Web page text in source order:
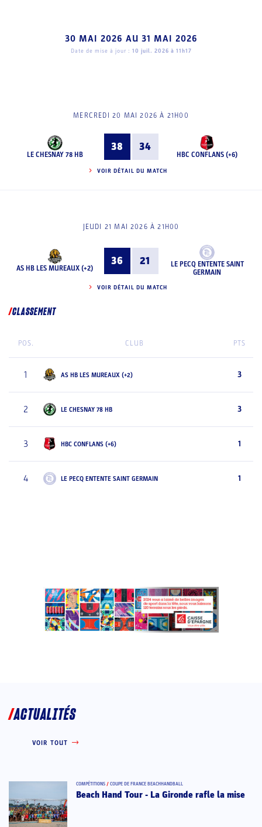
30 MAI 2026 AU 31 MAI 2026
Date de mise à jour : 10 juil. 2026 à 11h17
MERCREDI 20 MAI 2026 À 21H00
LE CHESNAY 78 HB
38 34
HBC CONFLANS (+6)
VOIR DÉTAIL DU MATCH
JEUDI 21 MAI 2026 À 21H00
AS HB LES MUREAUX (+2)
36 21
LE PECQ ENTENTE SAINT
GERMAIN
VOIR DÉTAIL DU MATCH
CLASSEMENT
POS. CLUB PTS
1 AS HB LES MUREAUX (+2) 3
2 LE CHESNAY 78 HB 3
3 HBC CONFLANS (+6) 1
4 LE PECQ ENTENTE SAINT GERMAIN 1
ACTUALITÉS
VOIR TOUT
COMPÉTITIONS / COUPE DE FRANCE BEACHHANDBALL
Beach Hand Tour - La Gironde rafle la mise